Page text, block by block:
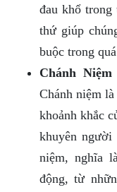
đau khổ
thứ giúp
buộc trong
Chánh
Chánh niệm
khoảnh khắc
khuyên người
niệm, nghĩa
động, từ